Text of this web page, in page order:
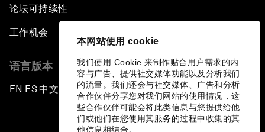
本网站使用 cookie
我们使用 Cookie 来制作贴合用户需求的内
容与广告、提供社交媒体功能以及分析我们
的流量。我们还会与社交媒体、广告和分析
合作伙伴分享您对我们网站的使用情况，这
些合作伙伴可能会将此类信息与您提供给他
们或他们在您使用其服务的过程中收集的其
他信息相结合。
论坛可持续性
工作机会
语言版本
EN ▪ES▪中文▪ 日本語